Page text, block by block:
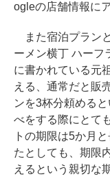
ogleの店舗情報に
また宿泊プラン
ーメン横丁 ハーフ
に書かれている元
える、通常だと販
ンを3杯分頼める
べをする際にとて
トの期限は5か月
たとしても、期限
えるという親切な